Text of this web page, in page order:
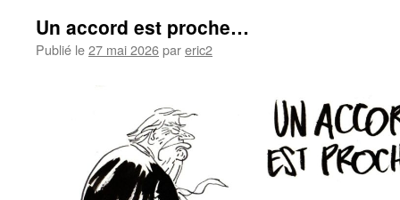
Un accord est proche…
Publié le27 mai 2026pareric2